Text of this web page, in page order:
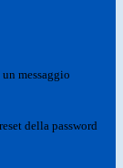
messaggio
della password